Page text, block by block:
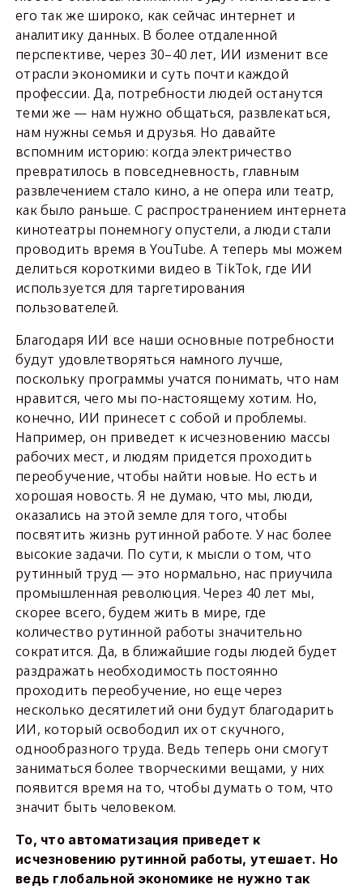
его так же широко, как сейчас интернет и
аналитику данных. В более отдаленной
перспективе, через 30–40 лет, ИИ изменит все
отрасли экономики и суть почти каждой
профессии. Да, потребности людей останутся
теми же — нам нужно общаться, развлекаться,
нам нужны семья и друзья. Но давайте
вспомним историю: когда электричество
превратилось в повседневность, главным
развлечением стало кино, а не опера или театр,
как было раньше. С распространением интернета
кинотеатры понемногу опустели, а люди стали
проводить время в YouTube. А теперь мы можем
делиться короткими видео в TikTok, где ИИ
используется для таргетирования
пользователей.
Благодаря ИИ все наши основные потребности
будут удовлетворяться намного лучше,
поскольку программы учатся понимать, что нам
нравится, чего мы по-настоящему хотим. Но,
конечно, ИИ принесет с собой и проблемы.
Например, он приведет к исчезновению массы
рабочих мест, и людям придется проходить
переобучение, чтобы найти новые. Но есть и
хорошая новость. Я не думаю, что мы, люди,
оказались на этой земле для того, чтобы
посвятить жизнь рутинной работе. У нас более
высокие задачи. По сути, к мысли о том, что
рутинный труд — это нормально, нас приучила
промышленная революция. Через 40 лет мы,
скорее всего, будем жить в мире, где
количество рутинной работы значительно
сократится. Да, в ближайшие годы людей будет
раздражать необходимость постоянно
проходить переобучение, но еще через
несколько десятилетий они будут благодарить
ИИ, который освободил их от скучного,
однообразного труда. Ведь теперь они смогут
заниматься более творческими вещами, у них
появится время на то, чтобы думать о том, что
значит быть человеком.
То, что автоматизация приведет к
исчезновению рутинной работы, утешает. Но
ведь глобальной экономике не нужно так